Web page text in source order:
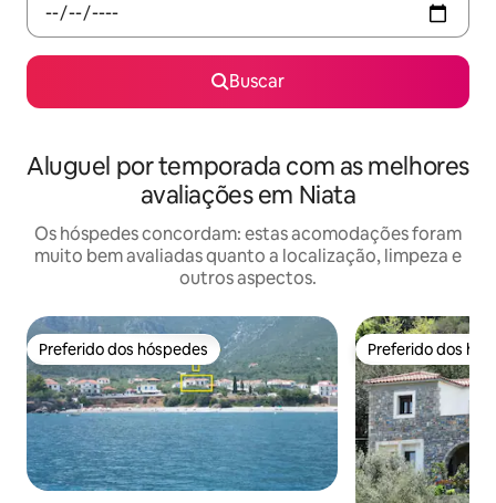
Buscar
Aluguel por temporada com as melhores
avaliações em Niata
Os hóspedes concordam: estas acomodações foram
muito bem avaliadas quanto a localização, limpeza e
outros aspectos.
Preferido dos hóspedes
Preferido dos hóspedes Preferido dos
Preferido dos